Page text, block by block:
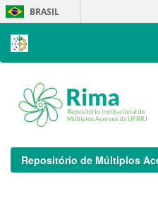
Skip
navigation
BRASIL
Repositório de Múltiplos